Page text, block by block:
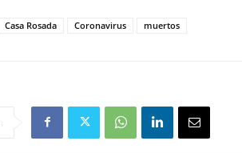
Casa Rosada Coronavirus muertos